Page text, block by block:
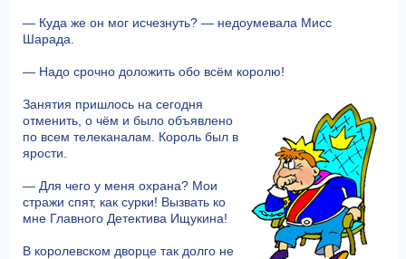
— Куда же он мог исчезнуть? — недоумевала Мисс
Шарада.
— Надо срочно доложить обо всём королю!
Занятия пришлось на сегодня
отменить, о чём и было объявлено
по всем телеканалам. Король был в
ярости.
— Для чего у меня охрана? Мои
стражи спят, как сурки! Вызвать ко
мне Главного Детектива Ищукина!
В королевском дворце так долго не